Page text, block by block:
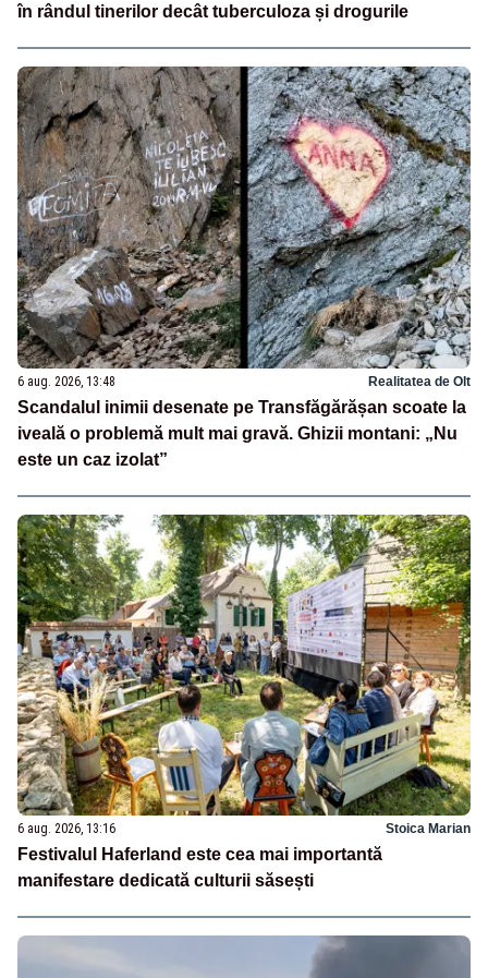
în rândul tinerilor decât tuberculoza și drogurile
6 aug. 2026, 13:48 Realitatea de Olt
Scandalul inimii desenate pe Transfăgărășan scoate la
iveală o problemă mult mai gravă. Ghizii montani: „Nu
este un caz izolat”
6 aug. 2026, 13:16 Stoica Marian
Festivalul Haferland este cea mai importantă
manifestare dedicată culturii săsești